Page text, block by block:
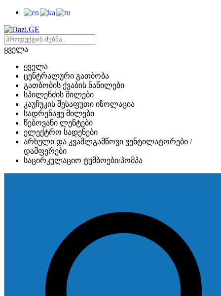
ყველა
ყველა
ცენტრალური გათბობა
გათბობის ქვაბის ნაწილები
სპილენძის მილები
კაუჩუკის შესაფუთი იზოლაცია
სადრენაჟე მილები
წებოვანი ლენტები
ელექტრო სადენები
არხული და კვამლგამწოვი ვენტილატორები /
დამფერები
საცირკულაციო ტუმბოები/პომპა